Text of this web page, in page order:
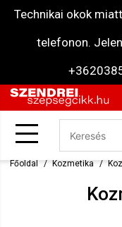
Technikai okok
telefonon.
Főoldal Kozmetika